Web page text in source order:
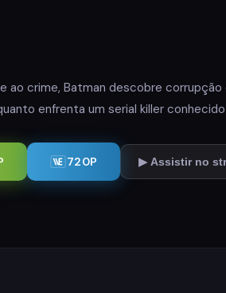
ao crime, Batman descobre
enfrenta um serial killer
720P ▶ Assistir no